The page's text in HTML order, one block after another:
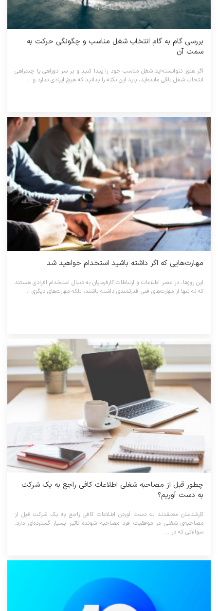
بررسی گام به گام انتخاب شغل مناسب و چگونگی حرکت به
سمت آن
اگر هنوز نتوانسته‌اید شغل مناسب خود را پیدا کنید و بر سر دوراهی یا چندراهی
انتخاب شغل باقی مانده‌اید، باید این نکته را بدانید که هیچ ایرادی ندارد و ...
مهارت‌هایی که اگر داشته باشید استخدام خواهید شد
این روزها، در عصر اطلاعات و ارتباطات کارفرمایان به دنبال استخدام افرادی هستند
که نه تنها از مهارت‌های فنی قدرتمندی داشته باشند، بلکه مهارت‌های دیگری ...
چطور قبل از مصاحبه شغلی اطلاعات کافی راجع به یک شرکت
به دست آوریم؟
کارشناسان معتقدند به دست آوردن اطلاعات کافی راجع به یک شرکت قبل از
مصاحبه‌ی شغلی در موفقیت فرد مصاحبه شونده تاثیر بسیار گسترده‌ای دارد.
سوالاتی که در ...